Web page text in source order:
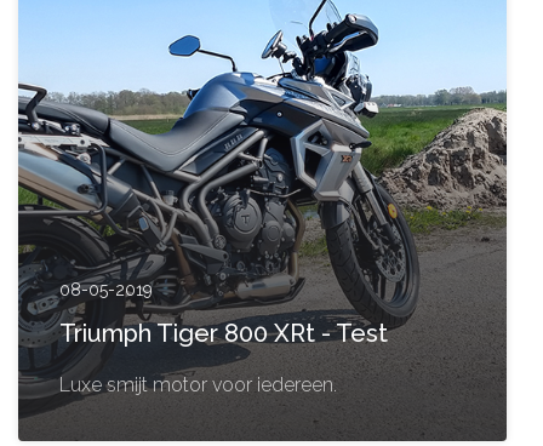
08-05-2019
Triumph Tiger 800 XRt - Test
Luxe smijt motor voor iedereen.